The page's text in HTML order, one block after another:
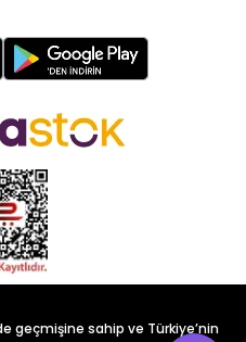
geçmişine sahip ve Türkiye’nin